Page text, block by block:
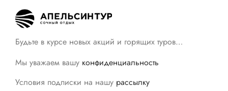
Будьте в курсе новых акций и горящих туров…
Мы уважаем вашу конфиденциальность
Условия подписки на нашу рассылку